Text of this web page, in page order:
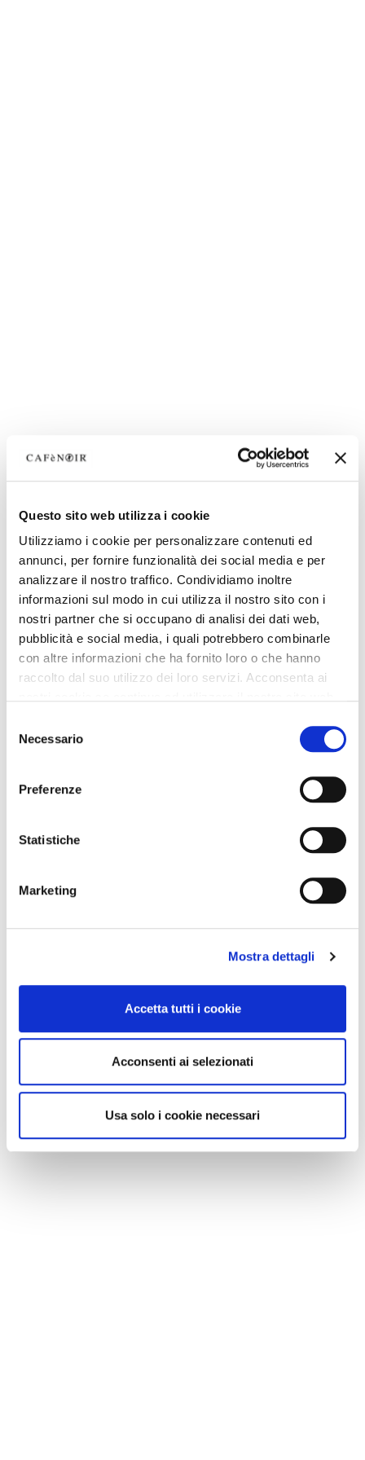
Questo sito web utilizza i cookie
Utilizziamo i cookie per personalizzare contenuti ed
annunci, per fornire funzionalità dei social media e per
analizzare il nostro traffico. Condividiamo inoltre
informazioni sul modo in cui utilizza il nostro sito con i
nostri partner che si occupano di analisi dei dati web,
pubblicità e social media, i quali potrebbero combinarle
con altre informazioni che ha fornito loro o che hanno
raccolto dal suo utilizzo dei loro servizi. Acconsenta ai
delNecessario
Preferenze
Statistiche
Marketing
Mostra dettagli
Accetta tutti i cookie
Acconsenti ai selezionati
Usa solo i cookie necessari